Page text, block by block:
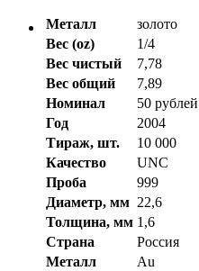
Металл
золото
Вес (oz)
1/4
Вес чистый
7,78
Вес общий
7,89
Номинал
50 рублей
Год
2004
Тираж, шт.
10 000
Качество
UNC
Проба
999
Диаметр, мм 22,6
Толщина, мм 1,6
Страна
Россия
Металл
Au